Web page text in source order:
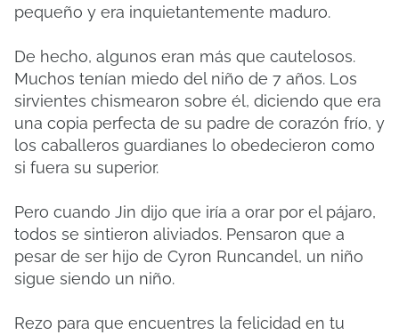
pequeño y era inquietantemente maduro.
De hecho, algunos eran más que cautelosos.
Muchos tenían miedo del niño de 7 años. Los
sirvientes chismearon sobre él, diciendo que era
una copia perfecta de su padre de corazón frío, y
los caballeros guardianes lo obedecieron como
si fuera su superior.
Pero cuando Jin dijo que iría a orar por el pájaro,
todos se sintieron aliviados. Pensaron que a
pesar de ser hijo de Cyron Runcandel, un niño
sigue siendo un niño.
Rezo para que encuentres la felicidad en tu